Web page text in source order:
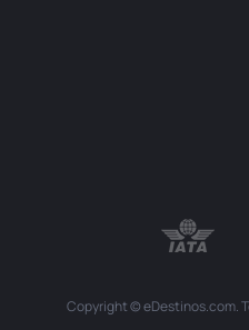
Copyright © eDestinos.com.